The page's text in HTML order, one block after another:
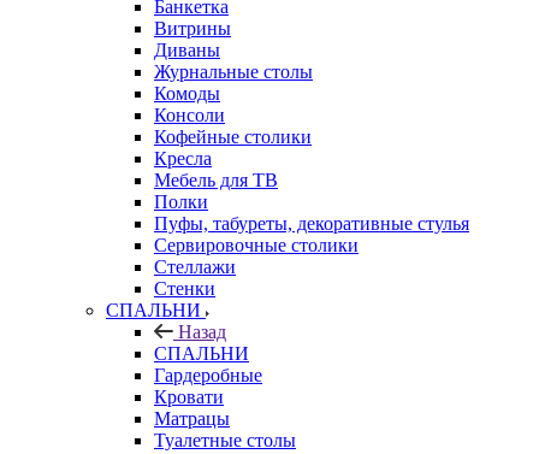
Банкетка
Витрины
Диваны
Журнальные столы
Комоды
Консоли
Кофейные столики
Кресла
Мебель для ТВ
Полки
Пуфы, табуреты, декоративные стулья
Сервировочные столики
Стеллажи
Стенки
СПАЛЬНИ
Назад
СПАЛЬНИ
Гардеробные
Кровати
Матрацы
Туалетные столы